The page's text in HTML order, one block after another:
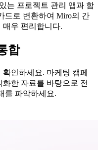
는 프로젝트 관리 앱과 함
드로 변환하여 Miro의 간
매우 편리합니다.
합
인하세요. 마케팅 캠페
한 자료를 바탕으로 전
를 파악하세요.